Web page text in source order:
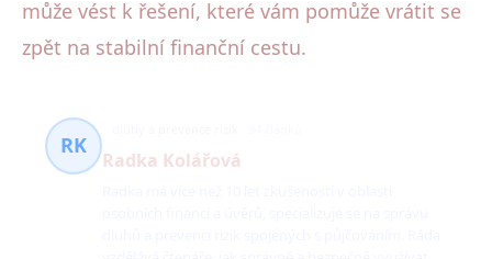
může vést k řešení, které vám pomůže vrátit se
zpět na stabilní finanční cestu.
RK
Radka Kolářová